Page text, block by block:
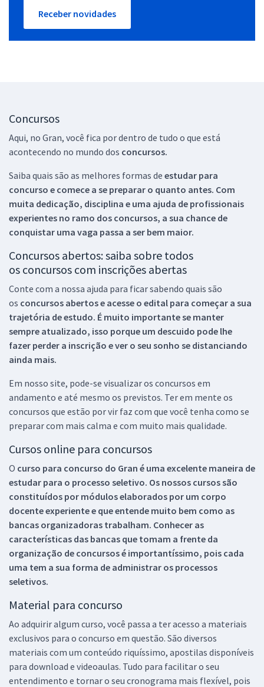
Receber novidades
Concursos
Aqui, no Gran, você fica por dentro de tudo o que está
acontecendo no mundo dos concursos.
Saiba quais são as melhores formas de estudar para
concurso e comece a se preparar o quanto antes. Com
muita dedicação, disciplina e uma ajuda de profissionais
experientes no ramo dos concursos, a sua chance de
conquistar uma vaga passa a ser bem maior.
Concursos abertos: saiba sobre todos
os concursos com inscrições abertas
Conte com a nossa ajuda para ficar sabendo quais são
os concursos abertos e acesse o edital para começar a sua
trajetória de estudo. É muito importante se manter
sempre atualizado, isso porque um descuido pode lhe
fazer perder a inscrição e ver o seu sonho se distanciando
ainda mais.
Em nosso site, pode-se visualizar os concursos em
andamento e até mesmo os previstos. Ter em mente os
concursos que estão por vir faz com que você tenha como se
preparar com mais calma e com muito mais qualidade.
Cursos online para concursos
O curso para concurso do Gran é uma excelente maneira de
estudar para o processo seletivo. Os nossos cursos são
constituídos por módulos elaborados por um corpo
docente experiente e que entende muito bem como as
bancas organizadoras trabalham. Conhecer as
características das bancas que tomam a frente da
organização de concursos é importantíssimo, pois cada
uma tem a sua forma de administrar os processos
seletivos.
Material para concurso
Ao adquirir algum curso, você passa a ter acesso a materiais
exclusivos para o concurso em questão. São diversos
materiais com um conteúdo riquíssimo, apostilas disponíveis
para download e videoaulas. Tudo para facilitar o seu
entendimento e tornar o seu cronograma mais flexível, pois